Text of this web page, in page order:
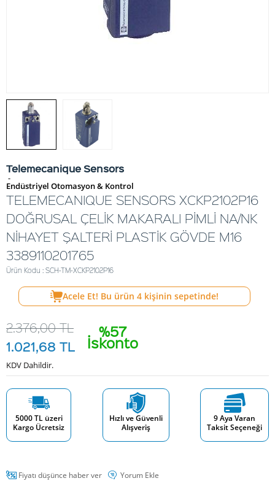
Telemecanique Sensors
-
Endüstriyel Otomasyon & Kontrol
TELEMECANIQUE SENSORS XCKP2102P16
DOĞRUSAL ÇELİK MAKARALI PİMLİ NA/NK
NİHAYET ŞALTERİ PLASTİK GÖVDE M16
3389110201765
Ürün Kodu : SCH-TM-XCKP2102P16
Acele Et! Bu ürün 4 kişinin sepetinde!
%57
İskonto
2.376,00TL
1.021,68 TL
KDV Dahildir.
5000 TL üzeri
Kargo Ücretsiz
Hızlı ve Güvenli
Alışveriş
9 Aya Varan
Taksit Seçeneği
Fiyatı düşünce haber ver Yorum Ekle